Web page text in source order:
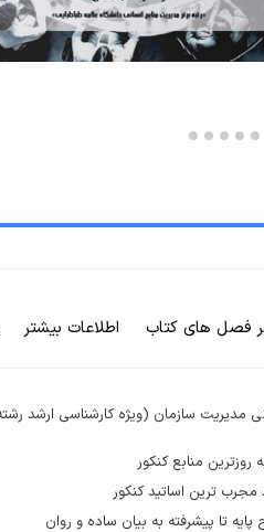
فصل های کتاب اطلاعات بیشتر
روزترین منابع کنکور
ترین اساتید کنکور
تا پیشرفته به بیان ساده و روان